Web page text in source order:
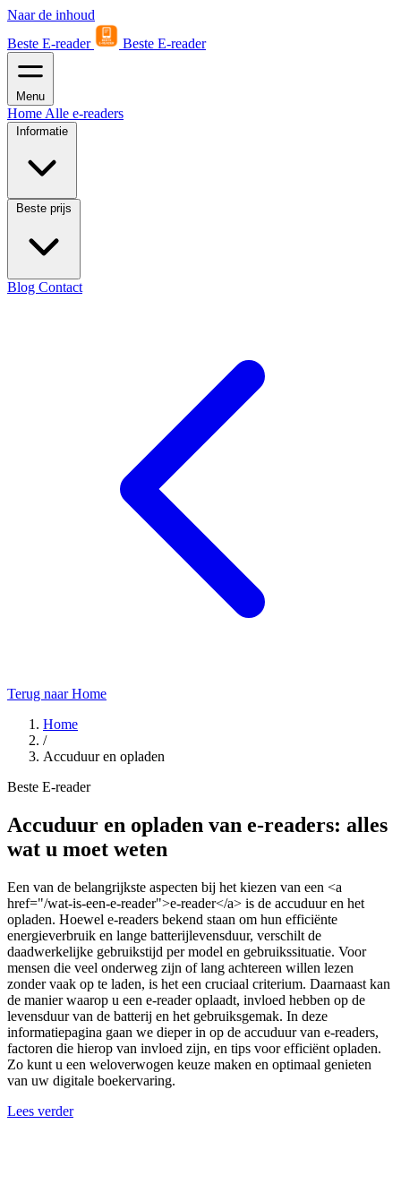
Naar de inhoud
Beste E-reader
Beste E-reader
Menu
Home Alle e-readers
Informatie
Beste prijs
Blog Contact
Terug naar Home
Home
/
Accuduur en opladen
Beste E-reader
Accuduur en opladen van e-readers: alles
wat u moet weten
Een van de belangrijkste aspecten bij het kiezen van een <a
href="/wat-is-een-e-reader">e-reader</a> is de accuduur en het
opladen. Hoewel e-readers bekend staan om hun efficiënte
energieverbruik en lange batterijlevensduur, verschilt de
daadwerkelijke gebruikstijd per model en gebruikssituatie. Voor
mensen die veel onderweg zijn of lang achtereen willen lezen
zonder vaak op te laden, is het een cruciaal criterium. Daarnaast kan
de manier waarop u een e-reader oplaadt, invloed hebben op de
levensduur van de batterij en het gebruiksgemak. In deze
informatiepagina gaan we dieper in op de accuduur van e-readers,
factoren die hierop van invloed zijn, en tips voor efficiënt opladen.
Zo kunt u een weloverwogen keuze maken en optimaal genieten
van uw digitale boekervaring.
Lees verder